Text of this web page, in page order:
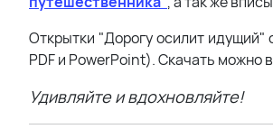
Открытки "Дорогу осилит
PDF и PowerPoint). Скачать можно
Удивляйте и вдохновляйте!